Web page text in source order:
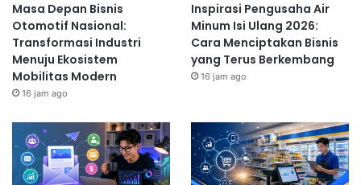
Masa Depan Bisnis
Otomotif Nasional:
Transformasi Industri
Menuju Ekosistem
Mobilitas Modern
16 jam ago
Inspirasi Pengusaha Air
Minum Isi Ulang 2026:
Cara Menciptakan Bisnis
yang Terus Berkembang
16 jam ago